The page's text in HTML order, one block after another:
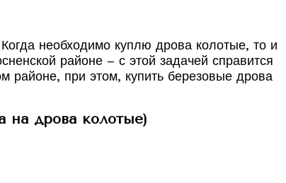
необходимо куплю дрова колотые, то и
районе – с этой задачей справится
районе, при этом, купить березовые дрова
на дрова колотые)